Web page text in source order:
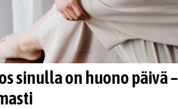
sinulla on huono päivä –